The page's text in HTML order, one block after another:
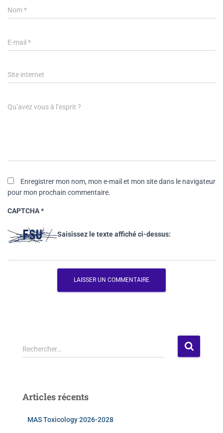
Nom*
E-mail *
Site internet
Qu’avez vous à l’esprit ?
Enregistrer mon nom, mon e-mail et mon site dans le navigateur
pour mon prochain commentaire.
CAPTCHA*
Saisissez le texte affiché ci-dessus:
Rechercher…
Articles récents
MAS Toxicology 2026-2028